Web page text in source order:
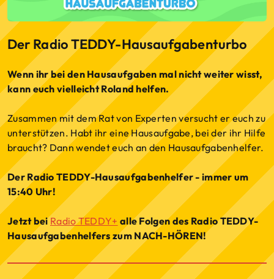
Der Radio TEDDY-Hausaufgabenturbo
Wenn ihr bei den Hausaufgaben mal nicht weiter wisst,
kann euch vielleicht Roland helfen.
Zusammen mit dem Rat von Experten versucht er euch zu
unterstützen. Habt ihr eine Hausaufgabe, bei der ihr Hilfe
braucht? Dann wendet euch an den Hausaufgabenhelfer.
Der Radio TEDDY-Hausaufgabenhelfer - immer um
15:40 Uhr!
Jetzt beiRadio TEDDY+ alle Folgen des Radio TEDDY-
Hausaufgabenhelfers zum NACH-HÖREN!